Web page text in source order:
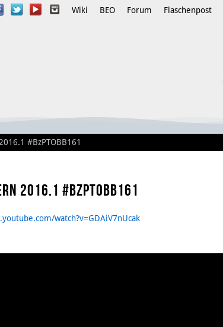
YouTube
Wiki BEO Forum Flaschenpost
#BzPTOBB161
2016.1 #BzPTOBB161
watch?v=GDAiV7nUcak